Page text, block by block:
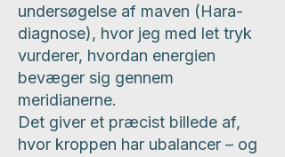
undersøgelse af maven (Hara-
diagnose), hvor jeg med let tryk
vurderer, hvordan energien
bevæger sig gennem
meridianerne.
Det giver et præcist billede af,
hvor kroppen har ubalancer – og